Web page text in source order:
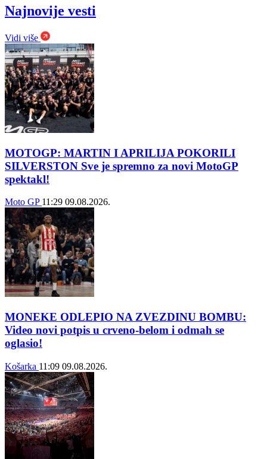
Najnovije vesti
Vidi više
MOTOGP: MARTIN I APRILIJA POKORILI
SILVERSTON Sve je spremno za novi MotoGP
spektakl!
Moto GP 11:29 09.08.2026.
MONEKE ODLEPIO NA ZVEZDINU BOMBU:
Video novi potpis u crveno-belom i odmah se
oglasio!
Košarka 11:09 09.08.2026.